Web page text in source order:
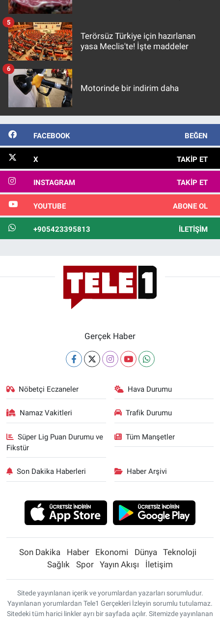
Terörsüz Türkiye için hazırlanan
yasa Meclis'te! İşte maddeler
5
Motorinde bir indirim daha
6
FACEBOOK BEĞEN
X TAKIP ET
INSTAGRAM TAKIP ET
YOUTUBE ABONE OL
+905423395813 İLETIŞIM
Gerçek Haber
Nöbetçi Eczaneler Hava Durumu
Namaz Vakitleri Trafik Durumu
Süper Lig Puan Durumu ve
Fikstür
Tüm Manşetler
Son Dakika Haberleri Haber Arşivi
Son Dakika Haber Ekonomi Dünya
Teknoloji
Sağlık
Spor Yayın Akışı İletişim
Sitede yayınlanan içerik ve yorumlardan yazarları sorumludur.
Yayınlanan yorumlardan Tele1 Gerçekleri İzleyin sorumlu tutulamaz.
Sitedeki tüm harici linkler ayrı bir sayfada açılır. Sitemizde yayınlanan